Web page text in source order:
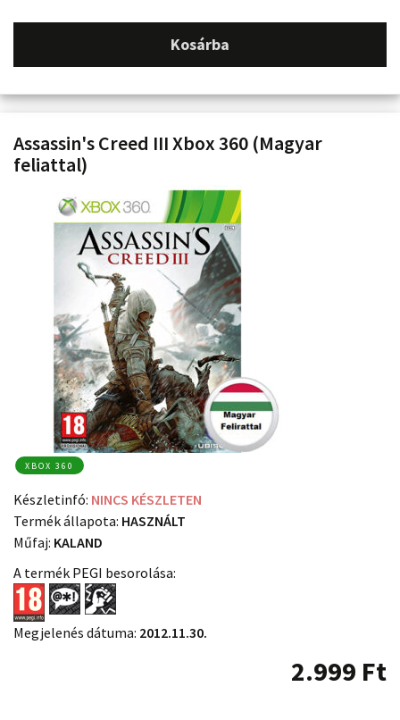
Kosárba
Assassin's Creed III Xbox 360 (Magyar
feliattal)
XBOX 360
Készletinfó: NINCS KÉSZLETEN
Termék állapota: HASZNÁLT
Műfaj: KALAND
A termék PEGI besorolása:
Megjelenés dátuma: 2012.11.30.
2.999 Ft